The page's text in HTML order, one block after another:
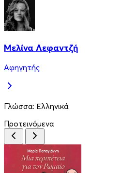
Μελίνα Λεφαντζή
Αφηγητής
Γλώσσα: Ελληνικά
Προτεινόμενα